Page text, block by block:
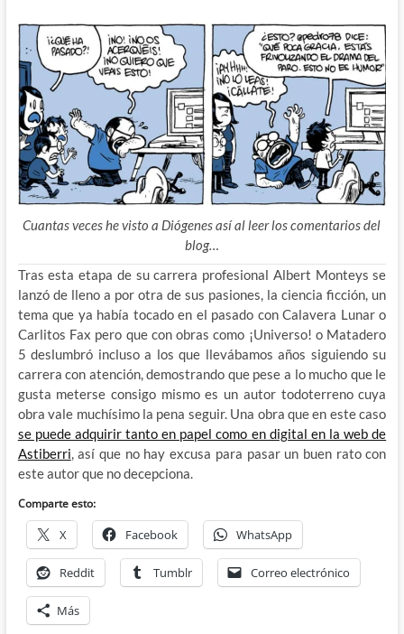
Cuantas veces he visto a Diógenes así al leer los comentarios del
blog…
Tras esta etapa de su carrera profesional Albert Monteys se
lanzó de lleno a por otra de sus pasiones, la ciencia ficción, un
tema que ya había tocado en el pasado con Calavera Lunar o
Carlitos Fax pero que con obras como ¡Universo! o Matadero
5 deslumbró incluso a los que llevábamos años siguiendo su
carrera con atención, demostrando que pese a lo mucho que le
gusta meterse consigo mismo es un autor todoterreno cuya
obra vale muchísimo la pena seguir. Una obra que en este caso
se puede adquirir tanto en papel como en digital en la web de
Astiberri, así que no hay excusa para pasar un buen rato con
este autor que no decepciona.
Comparte esto:
X Facebook WhatsApp
Reddit Tumblr Correo electrónico
Más